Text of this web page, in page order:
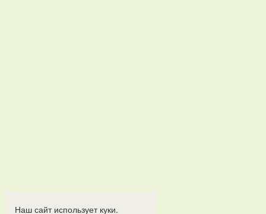
Наш сайт использует куки.